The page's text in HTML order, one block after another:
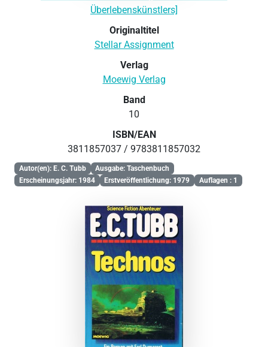
Überlebenskünstlers]
Originaltitel
Stellar Assignment
Verlag
Moewig Verlag
Band
10
ISBN/EAN
3811857037 / 9783811857032
Autor(en): E. C. Tubb
Ausgabe: Taschenbuch
Erscheinungsjahr: 1984
Erstveröffentlichung: 1979 Auflagen : 1